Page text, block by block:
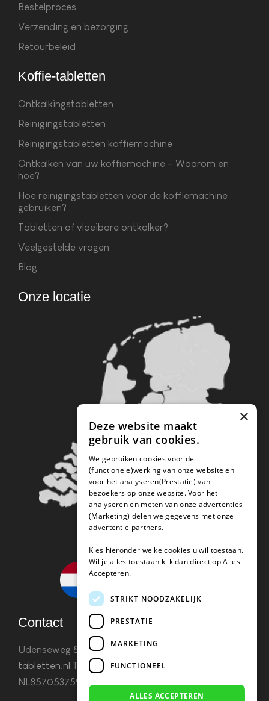
Bestelproces
Verzending en bezorging
Retourbeleid
Koffie-tabletten
Ontkalkingstabletten
Reinigingstabletten
Reinigingstabletten koffiemachine
Ontkalken van uw koffiemachine – Waarom en
hoe?
Hoe reinigingstabletten voor de koffiemachine
gebruiken?
Tabletten of vloeibare ontkalker?
Veelgestelde vragen
Blog
Onze locatie
Contact
Udenseweg 8B 5405 PA Udeninfo(@)koffie-
tabletten.nl Tel. 085 782 5578KvK 67529623 Btw:
NL857053759B01
×
Deze website maakt
gebruik van cookies.
We gebruiken cookies voor de
(functionele)werking van onze website en
voor het analyseren(Prestatie) van
bezoekers op onze website. Voor het
analyseren en meten van onze advertenties
(Marketing) delen we gegevens met onze
advertentie partners.
Kies hieronder welke cookies u wil toestaan.
Wil je alles toestaan klik dan direct op Alles
Accepteren.
STRIKT NOODZAKELIJK
PRESTATIE
MARKETING
FUNCTIONEEL
ALLES ACCEPTEREN